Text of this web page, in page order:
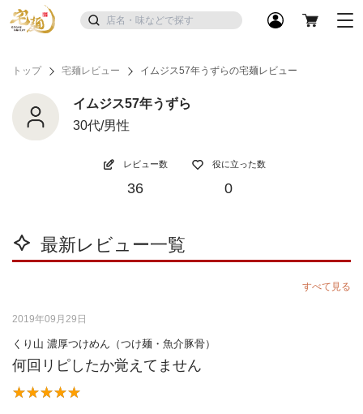
トップ 宅麺レビュー イムジス57年うずらの宅麺レビュー
イムジス57年うずら
30代/男性
レビュー数
36
役に立った数
0
最新レビュー一覧
すべて見る
2019年09月29日
くり山 濃厚つけめん（つけ麺・魚介豚骨）
何回リピしたか覚えてません